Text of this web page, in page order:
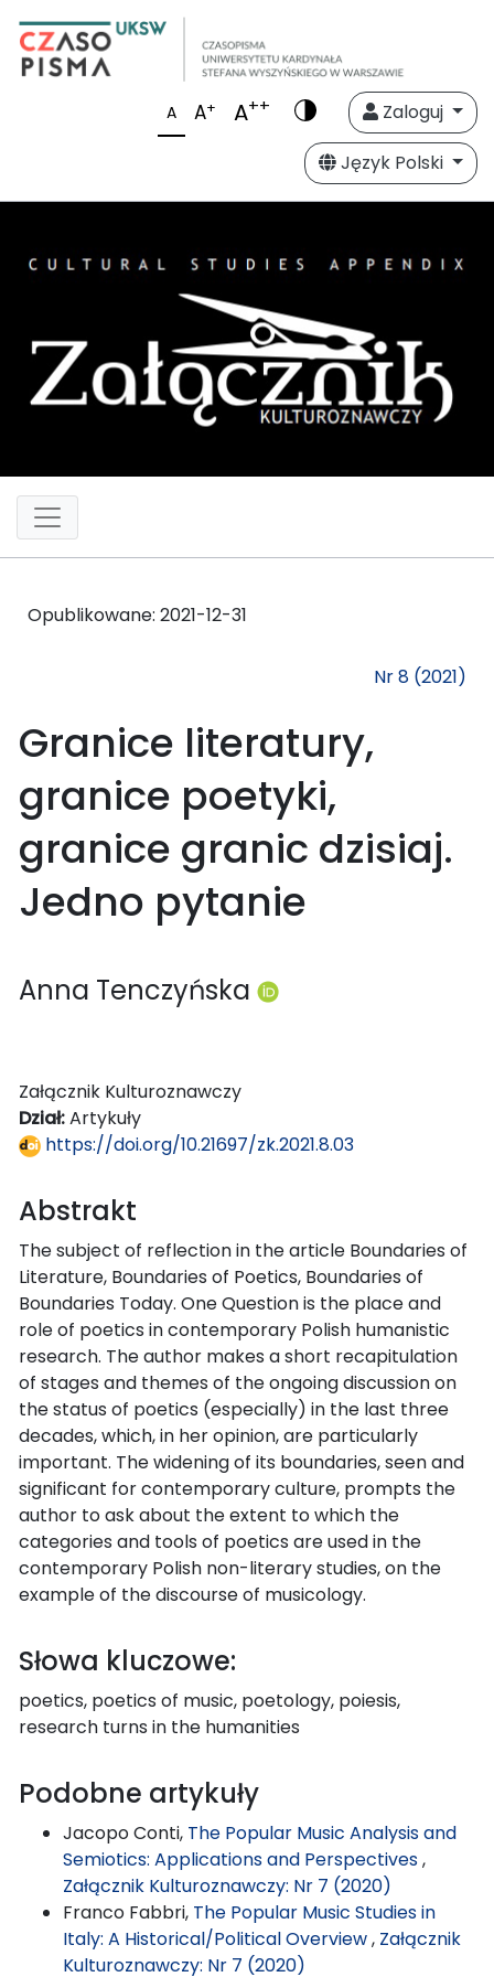
A A+ A++
Zaloguj
Język Polski
Opublikowane: 2021-12-31
Nr 8 (2021)
Granice literatury,
granice poetyki,
granice granic dzisiaj.
Jedno pytanie
Anna Tenczyńska
Załącznik Kulturoznawczy
Dział:Artykuły
https://doi.org/10.21697/zk.2021.8.03
Abstrakt
The subject of reflection in the article Boundaries of
Literature, Boundaries of Poetics, Boundaries of
Boundaries Today. One Question is the place and
role of poetics in contemporary Polish humanistic
research. The author makes a short recapitulation
of stages and themes of the ongoing discussion on
the status of poetics (especially) in the last three
decades, which, in her opinion, are particularly
important. The widening of its boundaries, seen and
significant for contemporary culture, prompts the
author to ask about the extent to which the
categories and tools of poetics are used in the
contemporary Polish non-literary studies, on the
example of the discourse of musicology.
Słowa kluczowe:
poetics, poetics of music, poetology, poiesis,
research turns in the humanities
Podobne artykuły
Jacopo Conti, The Popular Music Analysis and
Semiotics: Applications and Perspectives,
Załącznik Kulturoznawczy: Nr 7 (2020)
Franco Fabbri, The Popular Music Studies in
Italy: A Historical/Political Overview, Załącznik
Kulturoznawczy: Nr 7 (2020)